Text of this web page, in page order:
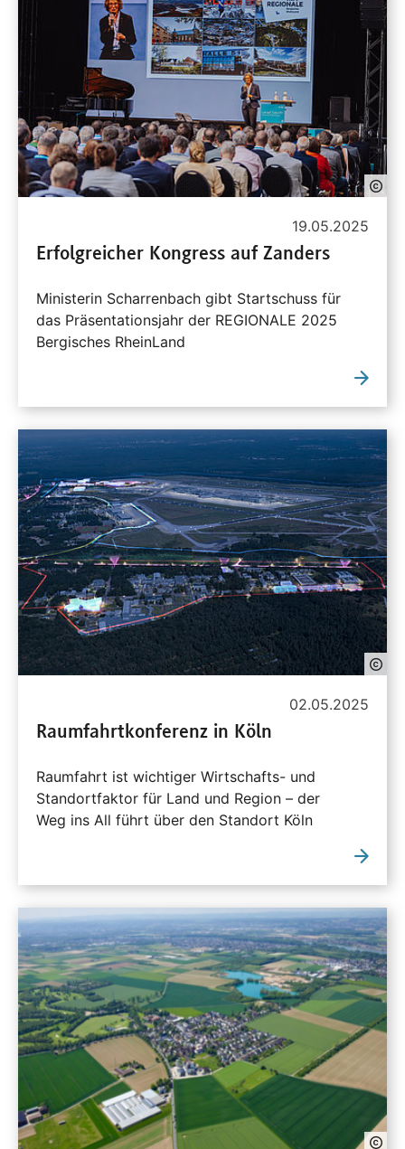
19.05.2025
Erfolgreicher Kongress auf Zanders
Ministerin Scharrenbach gibt Startschuss für
das Präsentationsjahr der REGIONALE 2025
Bergisches RheinLand
02.05.2025
Raumfahrtkonferenz in Köln
Raumfahrt ist wichtiger Wirtschafts- und
Standortfaktor für Land und Region – der
Weg ins All führt über den Standort Köln